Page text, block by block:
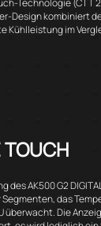
Design kombiniert
Kühlleistung im
TOUCH
AK500 G2
das
überwacht. Die